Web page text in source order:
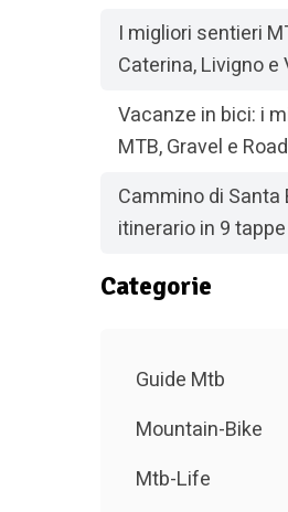
I migliori sentieri
Caterina, Livigno
Vacanze in bici: i
MTB, Gravel e
Cammino di Santa
itinerario in 9
Categorie
Guide Mtb
Mountain-Bike
Mtb-Life